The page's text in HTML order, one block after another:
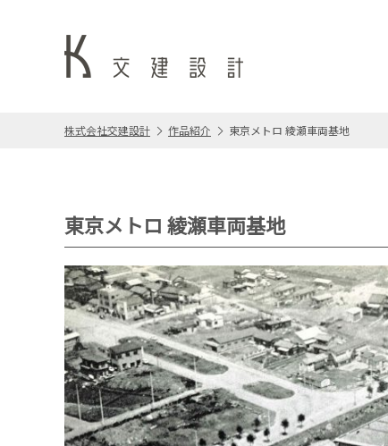
株式会社交建設計 作品紹介 東京メトロ 綾瀬車両基地
東京メトロ 綾瀬車両基地